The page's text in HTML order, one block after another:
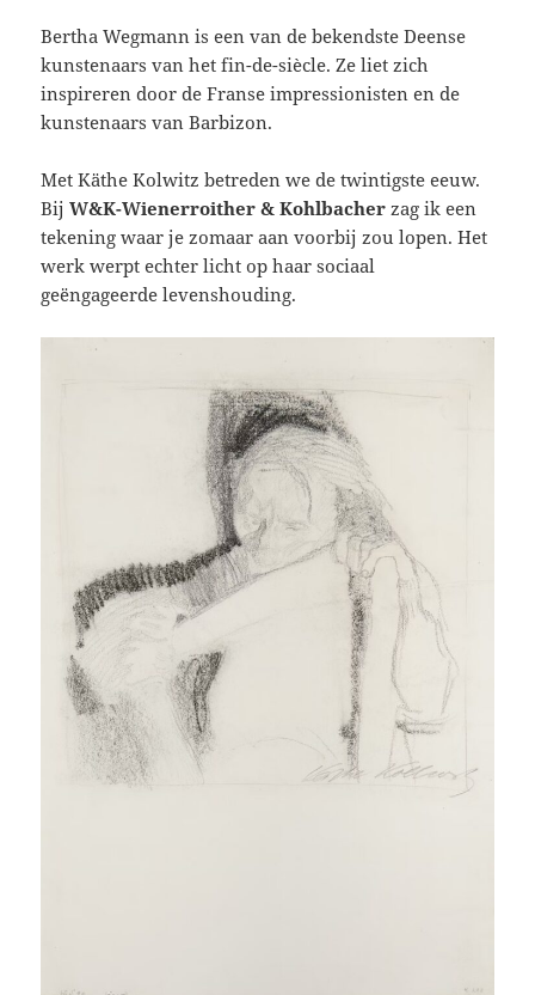
Bertha Wegmann is een van de bekendste Deense
kunstenaars van het fin-de-siècle. Ze liet zich
inspireren door de Franse impressionisten en de
kunstenaars van Barbizon.
Met Käthe Kolwitz betreden we de twintigste eeuw.
BijW&K-Wienerroither & Kohlbacherzag ik een
tekening waar je zomaar aan voorbij zou lopen. Het
werk werpt echter licht op haar sociaal
geëngageerde levenshouding.